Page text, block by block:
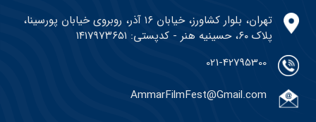
تهران، بلوار کشاورز، خیابان ۱۶ آذر، روبروی خیابان پورسینا،
پلاک ۶۰، حسینیه هنر - کدپستی: ۱۴۱۷۹۷۳۶۵۱
021-42795300
AmmarFilmFest@Gmail.com